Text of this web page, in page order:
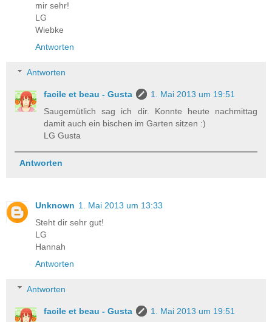
mir sehr!
LG
Wiebke
Antworten
Antworten
facile et beau - Gusta
1. Mai 2013 um 19:51
Saugemütlich sag ich dir. Konnte heute nachmittag
damit auch ein bischen im Garten sitzen :)
LG Gusta
Antworten
Unknown 1. Mai 2013 um 13:33
Steht dir sehr gut!
LG
Hannah
Antworten
Antworten
facile et beau - Gusta
1. Mai 2013 um 19:51